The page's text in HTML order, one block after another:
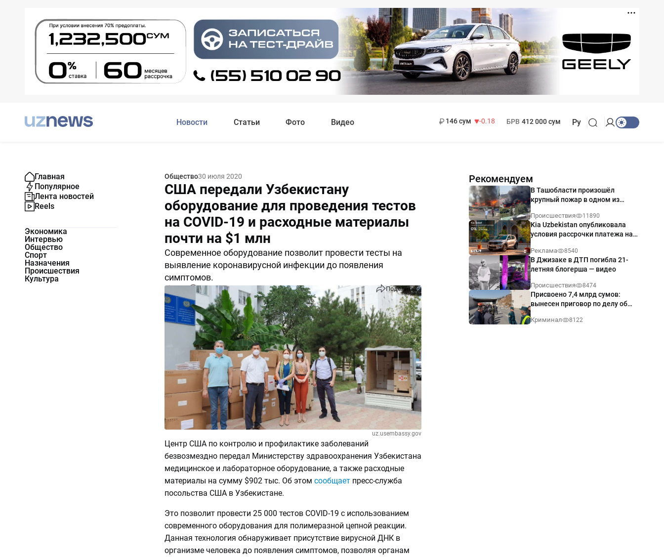
Новости Статьи Фото Видео
146 сум
-0.18
БРВ 412 000 сум Ру
Главная
Популярное
Лента новостей
Reels
Экономика
Интервью
Общество
Спорт
Назначения
Происшествия
Культура
Общество30 июля 2020
США передали Узбекистану
оборудование для проведения тестов
на COVID-19 и расходные материалы
почти на $1 млн
Современное оборудование позволит провести тесты на
выявление коронавирусной инфекции до появления
симптомов.
0 Поделиться
uz.usembassy.gov
Центр США по контролю и профилактике заболеваний
безвозмездно передал Министерству здравоохранения Узбекистана
медицинское и лабораторное оборудование, а также расходные
материалы на сумму $902 тыс. Об этом сообщаетпресс-служба
посольства США в Узбекистане.
Это позволит провести 25 000 тестов COVID-19 с использованием
современного оборудования для полимеразной цепной реакции.
Данная технология обнаруживает присутствие вирусной ДНК в
организме человека до появления симптомов, позволяя органам
Рекомендуем
В Ташобласти произошёл
крупный пожар в одном из
Происшествия 11890
Kia Uzbekistan опубликовала
условия рассрочки платежа на
годовых
Реклама 8540
В Джизаке в ДТП погибла 21-
летняя блогерша — видео
Происшествия 8474
Присвоено 7,4 млрд сумов:
вынесен приговор по делу об
Ташкенте
Криминал 8122